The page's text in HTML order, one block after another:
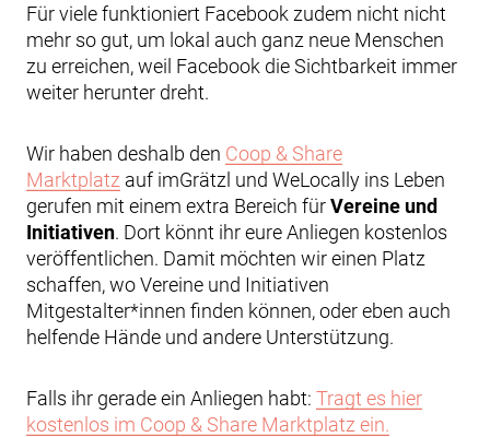
Für viele funktioniert Facebook zudem nicht nicht
mehr so gut, um lokal auch ganz neue Menschen
zu erreichen, weil Facebook die Sichtbarkeit immer
weiter herunter dreht.
Wir haben deshalb den Coop & Share
Marktplatz auf imGrätzl und WeLocally ins Leben
gerufen mit einem extra Bereich fürVereine und
Initiativen. Dort könnt ihr eure Anliegen kostenlos
veröffentlichen. Damit möchten wir einen Platz
schaffen, wo Vereine und Initiativen
Mitgestalter*innen finden können, oder eben auch
helfende Hände und andere Unterstützung.
Falls ihr gerade ein Anliegen habt: Tragt es hier
kostenlos im Coop & Share Marktplatz ein.